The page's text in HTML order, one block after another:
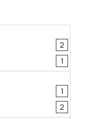
2
1
1
2